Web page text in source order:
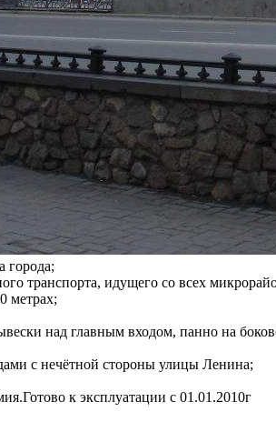
города;
транспорта, идущего со всех
метрах;
над главным входом, панно на
с нечётной стороны улицы Ленина;
к эксплуатации с 01.01.2010г